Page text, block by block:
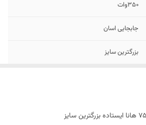
۳۵۰وات
جابجایی اسان
بزرگترین سایز
سانیو اصل